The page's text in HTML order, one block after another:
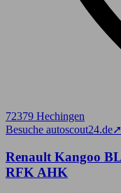
72379 Hechingen
Besuche autoscout24.de➚
Renault Kangoo
RFK AHK